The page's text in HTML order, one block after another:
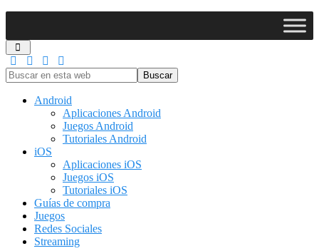
Buscar
en
Android
Aplicaciones Android
Juegos Android
Tutoriales Android
iOS
Aplicaciones iOS
Juegos iOS
Tutoriales iOS
Guías de compra
Juegos
Redes Sociales
Streaming